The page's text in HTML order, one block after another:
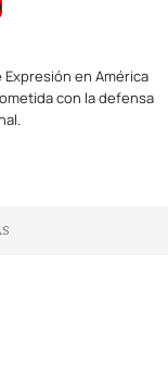
Expresión en América
con la defensa